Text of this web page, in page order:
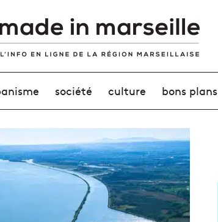
société culture bons plans